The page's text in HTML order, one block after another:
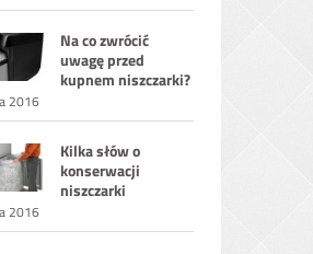
Na co zwrócić
uwagę przed
kupnem niszczarki?
2016
Kilka słów o
konserwacji
niszczarki
2016